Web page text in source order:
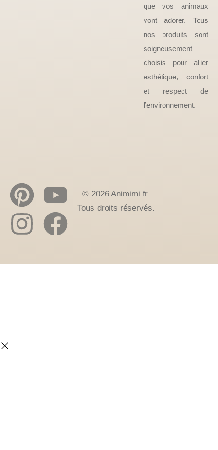
que vos animaux
vont adorer. Tous
nos produits sont
soigneusement
choisis pour allier
esthétique, confort
et respect de
l’environnement.
© 2026 Animimi.fr.
Tous droits réservés.